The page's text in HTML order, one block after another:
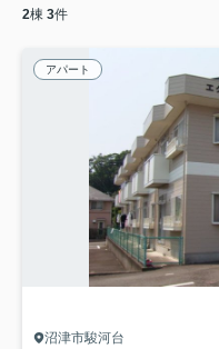
2棟 3件
アパート
沼津市駿河台